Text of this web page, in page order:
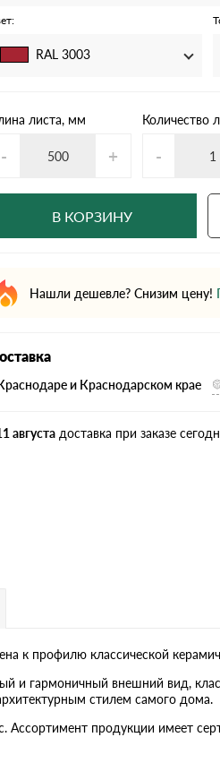
RAL 3003
листа, мм
- +
Количество
-
В КОРЗИНУ
Нашли дешевле? Снизим цену!
и Краснодарском крае
августа доставка при заказе
к профилю классической
и гармоничный внешний вид,
стилем самого дома.
Ассортимент продукции имеет